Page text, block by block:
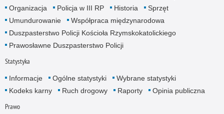
Organizacja
Policja w III RP Historia
Sprzęt
Umundurowanie
Współpraca międzynarodowa
Duszpasterstwo Policji Kościoła Rzymskokatolickiego
Prawosławne Duszpasterstwo Policji
Statystyka
Informacje Ogólne statystyki
Wybrane statystyki
Kodeks karny
Ruch drogowy Raporty Opinia publiczna
Prawo